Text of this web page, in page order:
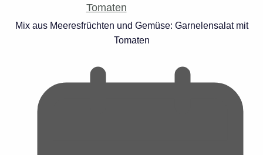
Mix aus Meeresfrüchten und Gemüse: Garnelensalat mit
Tomaten